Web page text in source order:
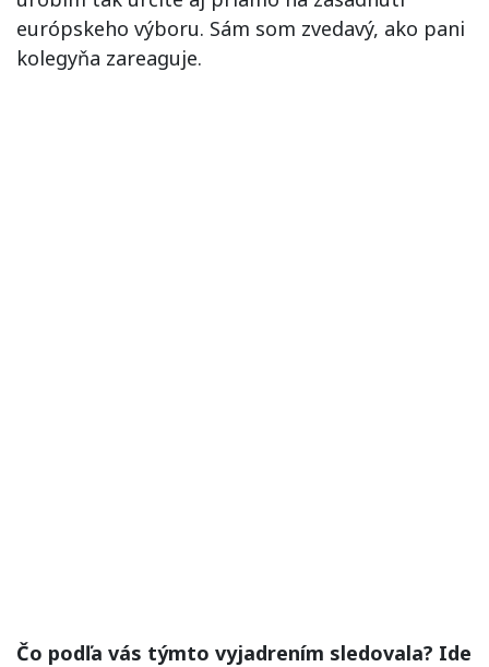
európskeho výboru. Sám som zvedavý, ako pani
kolegyňa zareaguje.
Čo podľa vás týmto vyjadrením sledovala? Ide